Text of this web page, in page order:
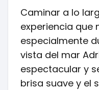
Caminar a lo
experiencia que
especialmente
vista del mar
espectacular y
brisa suave y el